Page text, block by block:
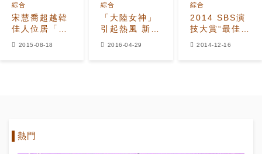
宋慧喬超越韓
佳人位居「最
綜合
2015-08-18
「大陸女神」
引起熱風 新時
綜合
2016-04-29
2014 SBS演
技大賞“最佳情
綜合
2014-12-16
熱門